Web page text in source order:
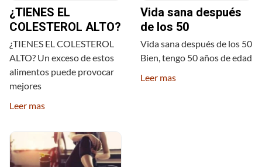
¿TIENES EL
COLESTEROL ALTO?
¿TIENES EL COLESTEROL
ALTO? Un exceso de estos
alimentos puede provocar
mejores
Leer mas
Vida sana después
de los 50
Vida sana después de los 50
Bien, tengo 50 años de edad
Leer mas